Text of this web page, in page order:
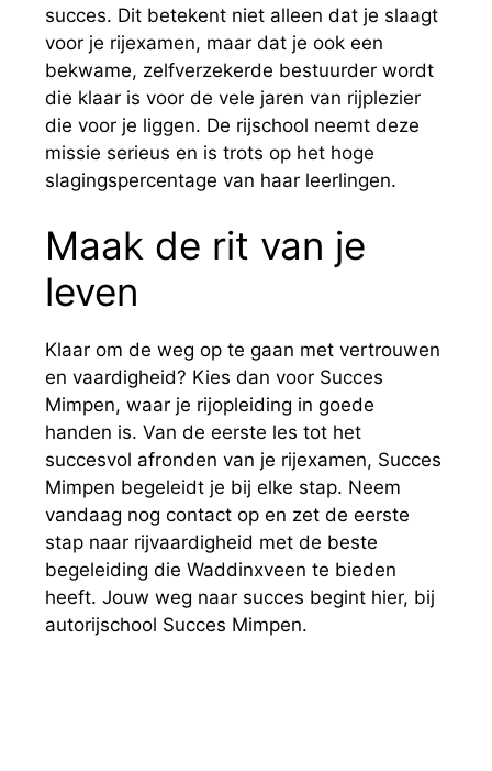
succes. Dit betekent niet alleen dat je slaagt
voor je rijexamen, maar dat je ook een
bekwame, zelfverzekerde bestuurder wordt
die klaar is voor de vele jaren van rijplezier
die voor je liggen. De rijschool neemt deze
missie serieus en is trots op het hoge
slagingspercentage van haar leerlingen.
Maak de rit van je
leven
Klaar om de weg op te gaan met vertrouwen
en vaardigheid? Kies dan voor Succes
Mimpen, waar je rijopleiding in goede
handen is. Van de eerste les tot het
succesvol afronden van je rijexamen, Succes
Mimpen begeleidt je bij elke stap. Neem
vandaag nog contact op en zet de eerste
stap naar rijvaardigheid met de beste
begeleiding die Waddinxveen te bieden
heeft. Jouw weg naar succes begint hier, bij
autorijschool Succes Mimpen.